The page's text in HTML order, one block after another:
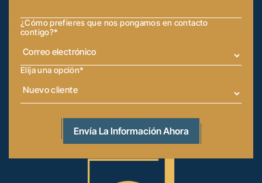
¿Cómo prefieres que nos pongamos en contacto
contigo?*
Elija una opción*